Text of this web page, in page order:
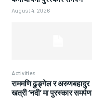
August 4, 2026
Activities
राममणि ढुङ्गेल र अरुणबहादुर
खत्री ‘नदी’ मा पुरस्कार समर्पण